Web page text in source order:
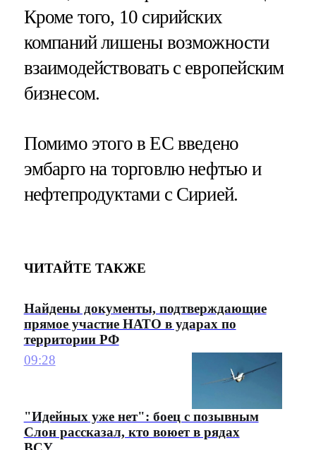
Кроме того, 10 сирийских
компаний лишены возможности
взаимодействовать с европейским
бизнесом.
Помимо этого в ЕС введено
эмбарго на торговлю нефтью и
нефтепродуктами с Сирией.
ЧИТАЙТЕ ТАКЖЕ
Найдены документы, подтверждающие
прямое участие НАТО в ударах по
территории РФ
09:28
"Идейных уже нет": боец с позывным
Слон рассказал, кто воюет в рядах